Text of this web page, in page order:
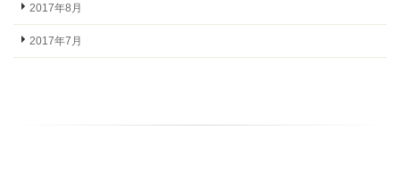
2017年8月
2017年7月